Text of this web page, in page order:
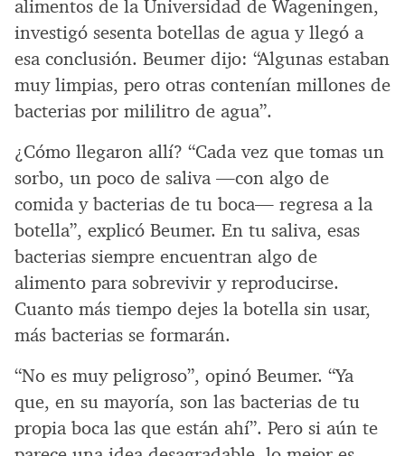
alimentos de la Universidad de Wageningen,
investigó sesenta botellas de agua y llegó a
esa conclusión. Beumer dijo: “Algunas estaban
muy limpias, pero otras contenían millones de
bacterias por mililitro de agua”.
¿Cómo llegaron allí? “Cada vez que tomas un
sorbo, un poco de saliva —con algo de
comida y bacterias de tu boca— regresa a la
botella”, explicó Beumer. En tu saliva, esas
bacterias siempre encuentran algo de
alimento para sobrevivir y reproducirse.
Cuanto más tiempo dejes la botella sin usar,
más bacterias se formarán.
“No es muy peligroso”, opinó Beumer. “Ya
que, en su mayoría, son las bacterias de tu
propia boca las que están ahí”. Pero si aún te